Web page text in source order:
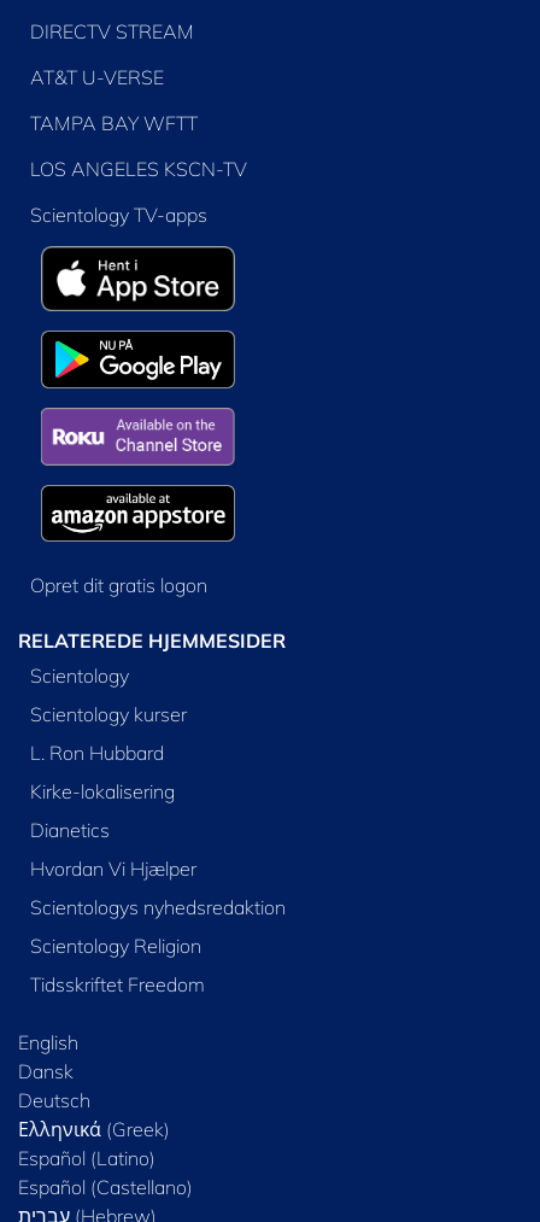
DIRECTV STREAM
AT&T U-VERSE
TAMPA BAY WFTT
LOS ANGELES KSCN-TV
Scientology TV-apps
Opret dit gratis logon
RELATEREDE HJEMMESIDER
Scientology
Scientology kurser
L. Ron Hubbard
Kirke-lokalisering
Dianetics
Hvordan Vi Hjælper
Scientologys nyhedsredaktion
Scientology Religion
Tidsskriftet Freedom
English
Dansk
Deutsch
Ελληνικά (Greek)
Español (Latino)
Español (Castellano)